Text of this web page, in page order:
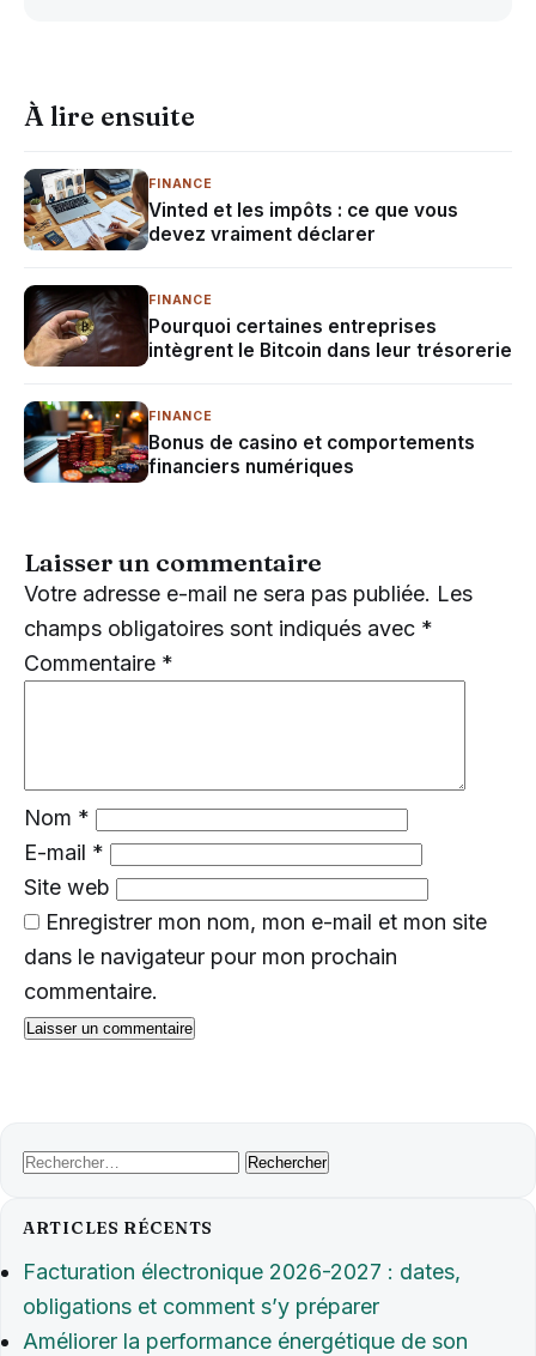
À lire ensuite
FINANCE
Vinted et les impôts : ce que vous
devez vraiment déclarer
FINANCE
Pourquoi certaines entreprises
intègrent le Bitcoin dans leur trésorerie
FINANCE
Bonus de casino et comportements
financiers numériques
Laisser un commentaire
Votre adresse e-mail ne sera pas publiée. Les
champs obligatoires sont indiqués avec *
Commentaire *
Nom *
E-mail *
Site web
Enregistrer mon nom, mon e-mail et mon site
dans le navigateur pour mon prochain
commentaire.
Rechercher :
ARTICLES RÉCENTS
Facturation électronique 2026-2027 : dates,
obligations et comment s’y préparer
Améliorer la performance énergétique de son